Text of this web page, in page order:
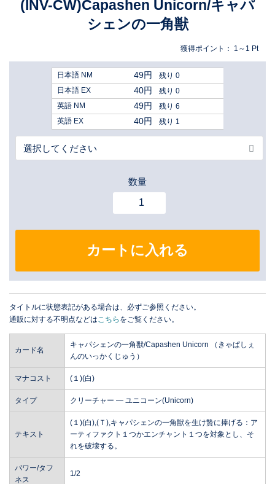
(INV-CW)Capashen Unicorn/キャパ
シェンの一角獣
獲得ポイント： 1～1 Pt
日本語 NM 49円
残り 0
日本語 EX
40円
残り 0
英語 NM
49円
残り 6
英語 EX
40円 残り 1
数量
カートに入れる
タイトルに状態表記がある場合は、必ずご参照ください。
通販に対する不明点などは こちら をご覧ください。
カード名
キャパシェンの一角獣/Capashen Unicorn （きゃぱしぇ
んのいっかくじゅう）
マナコスト (１)(白)
タイプ クリーチャー ― ユニコーン(Unicorn)
テキスト
(１)(白),(Ｔ),キャパシェンの一角獣を生け贄に捧げる：ア
ーティファクト１つかエンチャント１つを対象とし、そ
れを破壊する。
パワー/タフ
ネス
1/2